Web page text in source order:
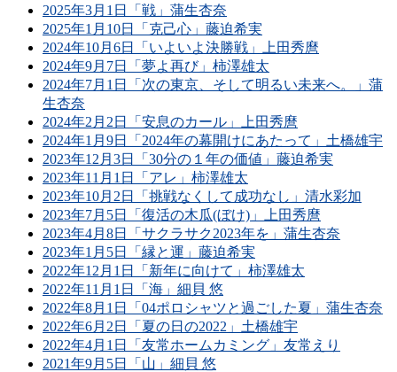
2025年3月1日「戦」蒲生杏奈
2025年1月10日「克己心」藤迫希実
2024年10月6日「いよいよ決勝戦」上田秀麿
2024年9月7日「夢よ再び」柿澤雄太
2024年7月1日「次の東京、そして明るい未来へ。」蒲
生杏奈
2024年2月2日「安息のカール」上田秀麿
2024年1月9日「2024年の幕開けにあたって」土橋雄宇
2023年12月3日「30分の１年の価値」藤迫希実
2023年11月1日「アレ」柿澤雄太
2023年10月2日「挑戦なくして成功なし」清水彩加
2023年7月5日「復活の木瓜(ぼけ)」上田秀麿
2023年4月8日「サクラサク2023年を」蒲生杏奈
2023年1月5日「縁と運」藤迫希実
2022年12月1日「新年に向けて」柿澤雄太
2022年11月1日「海」細貝 悠
2022年8月1日「04ポロシャツと過ごした夏」蒲生杏奈
2022年6月2日「夏の日の2022」土橋雄宇
2022年4月1日「友常ホームカミング」友常えり
2021年9月5日「山」細貝 悠